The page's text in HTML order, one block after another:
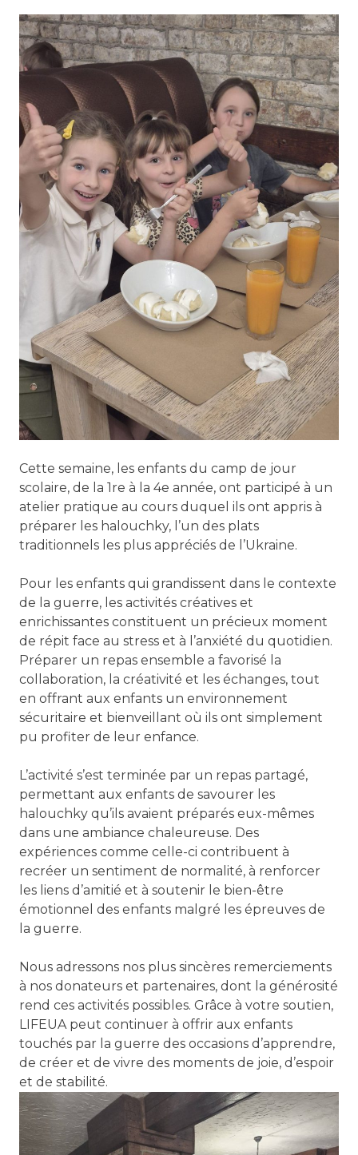
Cette semaine, les enfants du camp de jour
scolaire, de la 1re à la 4e année, ont participé à un
atelier pratique au cours duquel ils ont appris à
préparer les halouchky, l’un des plats
traditionnels les plus appréciés de l’Ukraine.
Pour les enfants qui grandissent dans le contexte
de la guerre, les activités créatives et
enrichissantes constituent un précieux moment
de répit face au stress et à l’anxiété du quotidien.
Préparer un repas ensemble a favorisé la
collaboration, la créativité et les échanges, tout
en offrant aux enfants un environnement
sécuritaire et bienveillant où ils ont simplement
pu profiter de leur enfance.
L’activité s’est terminée par un repas partagé,
permettant aux enfants de savourer les
halouchky qu’ils avaient préparés eux-mêmes
dans une ambiance chaleureuse. Des
expériences comme celle-ci contribuent à
recréer un sentiment de normalité, à renforcer
les liens d’amitié et à soutenir le bien-être
émotionnel des enfants malgré les épreuves de
la guerre.
Nous adressons nos plus sincères remerciements
à nos donateurs et partenaires, dont la générosité
rend ces activités possibles. Grâce à votre soutien,
LIFEUA peut continuer à offrir aux enfants
touchés par la guerre des occasions d’apprendre,
de créer et de vivre des moments de joie, d’espoir
et de stabilité.